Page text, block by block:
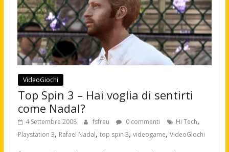
VideoGiochi
Top Spin 3 – Hai voglia di sentirti
come Nadal?
4 Settembre 2008 fsfrau 0 commenti Hi Tech,
Playstation 3, Rafael Nadal, top spin 3, videogame, VideoGiochi